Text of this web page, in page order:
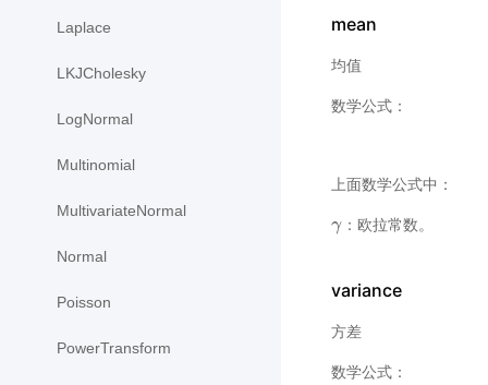
Laplace
LKJCholesky
LogNormal
Multinomial
MultivariateNormal
Normal
Poisson
PowerTransform
mean
均值
数学公式：
上面数学公式中：
γ
γ：欧拉常数。
variance
方差
数学公式：